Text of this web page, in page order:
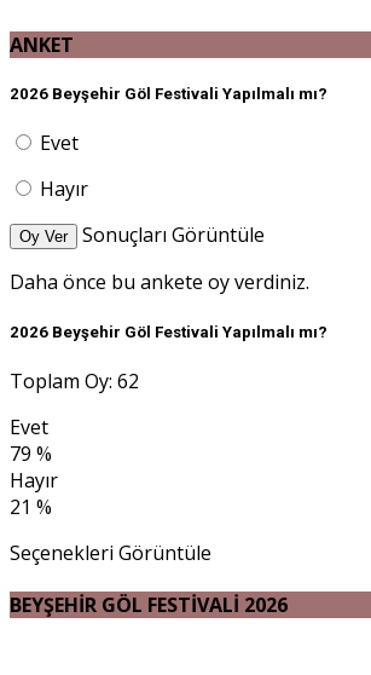
ANKET
2026 Beyşehir Göl Festivali Yapılmalı mı?
Evet
Hayır
Oy Ver
Sonuçları Görüntüle
Daha önce bu ankete oy verdiniz.
2026 Beyşehir Göl Festivali Yapılmalı mı?
Toplam Oy: 62
Evet
79 %
Hayır
21 %
Seçenekleri Görüntüle
BEYŞEHİR GÖL FESTİVALİ 2026